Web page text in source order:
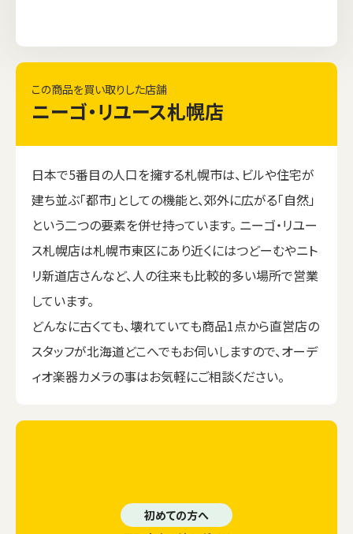
この商品を買い取りした店舗
ニーゴ・リユース札幌店
日本で5番目の人口を擁する札幌市は、ビルや住宅が
建ち並ぶ「都市」としての機能と、郊外に広がる「自然」
という二つの要素を併せ持っています。 ニーゴ・リユー
ス札幌店は札幌市東区にあり近くにはつどーむやニト
リ新道店さんなど、人の往来も比較的多い場所で営業
しています。
どんなに古くても、壊れていても商品1点から直営店の
スタッフが北海道どこへでもお伺いしますので、オーデ
ィオ楽器カメラの事はお気軽にご相談ください。
初めての方へ